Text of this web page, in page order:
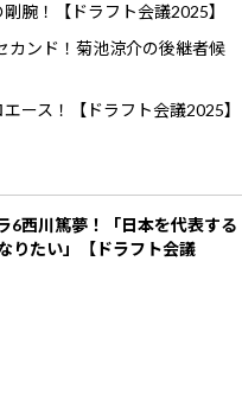
腕！【ドラフト会議2025】
カンド！菊池涼介の後継者候
ース！【ドラフト会議2025】
6西川篤夢！「日本を代表する
りたい」【ドラフト会議